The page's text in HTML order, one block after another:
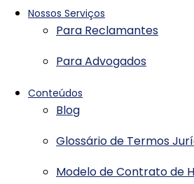
Nossos Serviços
Para Reclamantes
Para Advogados
Conteúdos
Blog
Glossário de Termos
Modelo de Contrato de